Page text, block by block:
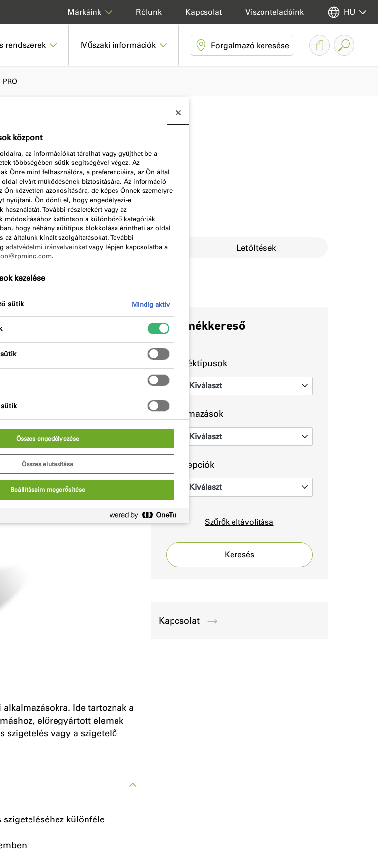
rendszerek Műszaki információk Forgalmazó keresése
Rólunk Kapcsolat Viszonteladóink
Márkáink HU
PRO
A termék előnyei Minősítések Letöltések
Termékkereső
Terméktípusok
Kiválaszt
Alkalmazások
Kiválaszt
Koncepciók
Kiválaszt
Szűrők eltávolítása
Keresés
Kapcsolat
Ide tartoznak a
előregyártott elemek
vagy a szigetelő
Ide tartoznak a
előregyártott elemek
szigetelés vagy a szigetelő
különféle
központ
az információkat tárolhat vagy gyűjthet be a
többségében sütik segítségével végez. Az
Önre mint felhasználóra, a preferenciáira, az Ön által
oldal elvárt működésének biztosítására. Az információ
Ön közvetlen azonosítására, de képes Önnek személyre
nyújtani. Ön dönti el, hogy engedélyezi-e
használatát. További részletekért vagy az
módosításához kattintson a különböző kategóriák
hogy néhány sütitípus blokkolása érintheti az oldal
az általunk kínált szolgáltatásokat. További
adatvédelmi irányelveinket vagy lépjen kapcsolatba a
.
kezelése
sütik Mindig aktív
Összes engedélyezése
Összes elutasítása
Beállításaim megerősítése